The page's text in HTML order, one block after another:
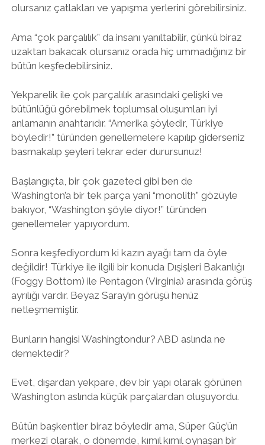
olursanız çatlakları ve yapışma yerlerini görebilirsiniz.
Ama “çok parçalılık” da insanı yanıltabilir, çünkü biraz
uzaktan bakacak olursanız orada hiç ummadığınız bir
bütün keşfedebilirsiniz.
Yekparelik ile çok parçalılık arasındaki çelişki ve
bütünlüğü görebilmek toplumsal oluşumları iyi
anlamanın anahtarıdır. “Amerika şöyledir, Türkiye
böyledir!” türünden genellemelere kapılıp giderseniz
basmakalıp şeyleri tekrar eder durursunuz!
Başlangıçta, bir çok gazeteci gibi ben de
Washington’a bir tek parça yani “monolith” gözüyle
bakıyor, “Washington şöyle diyor!” türünden
genellemeler yapıyordum.
Sonra keşfediyordum ki kazın ayağı tam da öyle
değildir! Türkiye ile ilgili bir konuda Dışişleri Bakanlığı
(Foggy Bottom) ile Pentagon (Virginia) arasında görüş
ayrılığı vardır. Beyaz Saray’ın görüşü henüz
netleşmemiştir.
Bunların hangisi Washingtondur? ABD aslında ne
demektedir?
Evet, dışardan yekpare, dev bir yapı olarak görünen
Washington aslında küçük parçalardan oluşuyordu.
Bütün başkentler biraz böyledir ama, Süper Güç’ün
merkezi olarak, o dönemde, kımıl kımıl oynaşan bir